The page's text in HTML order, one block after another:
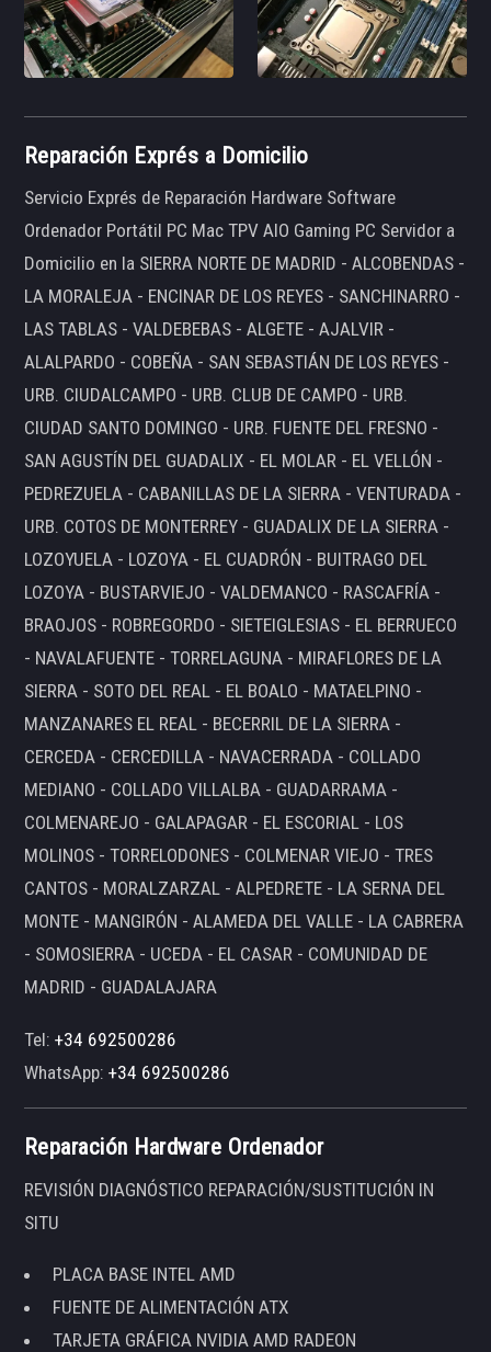
Reparación Exprés a Domicilio
Servicio Exprés de Reparación Hardware Software
Ordenador Portátil PC Mac TPV AIO Gaming PC Servidor a
Domicilio en la SIERRA NORTE DE MADRID - ALCOBENDAS -
LA MORALEJA - ENCINAR DE LOS REYES - SANCHINARRO -
LAS TABLAS - VALDEBEBAS - ALGETE - AJALVIR -
ALALPARDO - COBEÑA - SAN SEBASTIÁN DE LOS REYES -
URB. CIUDALCAMPO - URB. CLUB DE CAMPO - URB.
CIUDAD SANTO DOMINGO - URB. FUENTE DEL FRESNO -
SAN AGUSTÍN DEL GUADALIX - EL MOLAR - EL VELLÓN -
PEDREZUELA - CABANILLAS DE LA SIERRA - VENTURADA -
URB. COTOS DE MONTERREY - GUADALIX DE LA SIERRA -
LOZOYUELA - LOZOYA - EL CUADRÓN - BUITRAGO DEL
LOZOYA - BUSTARVIEJO - VALDEMANCO - RASCAFRÍA -
BRAOJOS - ROBREGORDO - SIETEIGLESIAS - EL BERRUECO
- NAVALAFUENTE - TORRELAGUNA - MIRAFLORES DE LA
SIERRA - SOTO DEL REAL - EL BOALO - MATAELPINO -
MANZANARES EL REAL - BECERRIL DE LA SIERRA -
CERCEDA - CERCEDILLA - NAVACERRADA - COLLADO
MEDIANO - COLLADO VILLALBA - GUADARRAMA -
COLMENAREJO - GALAPAGAR - EL ESCORIAL - LOS
MOLINOS - TORRELODONES - COLMENAR VIEJO - TRES
CANTOS - MORALZARZAL - ALPEDRETE - LA SERNA DEL
MONTE - MANGIRÓN - ALAMEDA DEL VALLE - LA CABRERA
- SOMOSIERRA - UCEDA - EL CASAR - COMUNIDAD DE
MADRID - GUADALAJARA
Tel:+34 692500286
WhatsApp:+34 692500286
Reparación Hardware Ordenador
REVISIÓN DIAGNÓSTICO REPARACIÓN/SUSTITUCIÓN IN
SITU
PLACA BASE INTEL AMD
FUENTE DE ALIMENTACIÓN ATX
TARJETA GRÁFICA NVIDIA AMD RADEON